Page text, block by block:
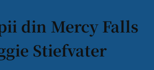
din Mercy Falls
Stiefvater